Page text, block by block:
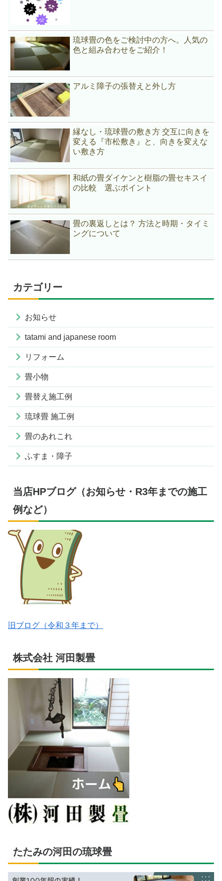
琉球畳の色をご検討中の方へ。人気の
色と組み合わせをご紹介！
アルミ障子の張替えと外し方
縁なし・琉球畳の敷き方 交互に向きを
変える『市松敷き』と、向きを変えな
い敷き方
和紙の畳ダイケンと樹脂の畳セキスイ
の比較 選ぶポイント
畳の裏返しとは？ 方法と時期・タイミ
ングについて
カテゴリー
お知らせ
tatami and japanese room
リフォーム
畳小物
畳替え施工例
琉球畳 施工例
畳のあれこれ
ふすま・障子
当店HPブログ（お知らせ・R3年までの施工
例など）
旧ブログ（令和３年まで）
株式会社 河田製畳
たたみの河田の琉球畳